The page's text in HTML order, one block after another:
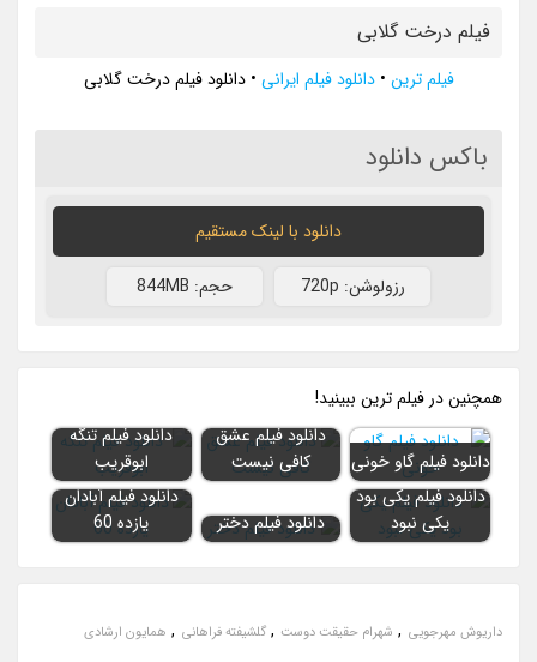
فیلم درخت گلابی
فیلم ترین •دانلود فیلم ایرانی •دانلود فیلم درخت گلابی
باکس دانلود
دانلود با لينک مستقيم
رزولوشن: 720p حجم: 844MB
همچنين در فيلم ترين ببينيد!
دانلود فیلم گاو خونی
دانلود فیلم عشق
کافی نیست
دانلود فیلم تنگه
ابوقریب
دانلود فیلم یکی بود
یکی نبود
دانلود فیلم دختر
دانلود فیلم آبادان
یازده 60
داریوش مهرجویی , شهرام حقیقت دوست ,گلشیفته فراهانی , همایون ارشادی